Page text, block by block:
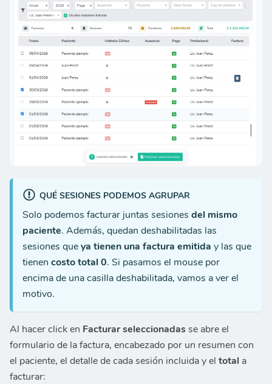
QUÉ SESIONES PODEMOS AGRUPAR
Solo podemos facturar juntas sesiones del mismo
paciente. Además, quedan deshabilitadas las
sesiones queya tienen una factura emitida y las que
tienen costo total 0. Si pasamos el mouse por
encima de una casilla deshabilitada, vamos a ver el
motivo.
Al hacer click en Facturar seleccionadasse abre el
formulario de la factura, encabezado por un resumen con
el paciente, el detalle de cada sesión incluida y el total a
facturar: